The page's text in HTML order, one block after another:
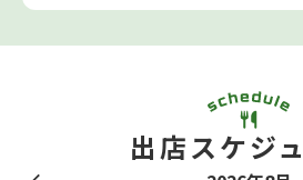
出店スケジ